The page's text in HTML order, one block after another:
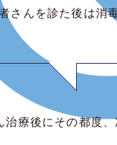
さんを診た後は消
治療後にその都度